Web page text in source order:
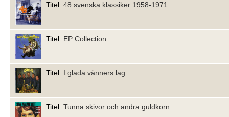
Titel: 48 svenska klassiker 1958-1971
Titel: EP Collection
Titel: I glada vänners lag
Titel: Tunna skivor och andra guldkorn